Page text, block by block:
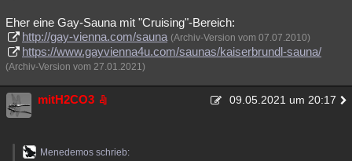
Eher eine Gay-Sauna mit "Cruising"-Bereich:
http://gay-vienna.com/sauna (Archiv-Version vom 07.07.2010)
https://www.gayvienna4u.com/saunas/kaiserbrundl-sauna/
(Archiv-Version vom 27.01.2021)
mitH2CO3 09.05.2021 um 20:17
Menedemos schrieb: